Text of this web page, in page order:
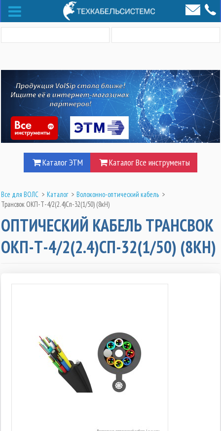
Каталог ЭТМ Каталог Все инструменты
Все для ВОЛС > Каталог > Волоконно-оптический кабель >
Трансвок ОКП-Т-4/2(2.4)Сп-32(1/50) (8кН)
ОПТИЧЕСКИЙ КАБЕЛЬ ТРАНСВОК
ОКП-Т-4/2(2.4)СП-32(1/50) (8КН)